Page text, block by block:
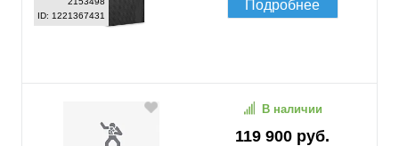
ID: 1221367431
Подробнее
119 900 руб.
В наличии